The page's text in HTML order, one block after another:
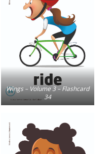
Wings – Volume 3 – Flashcard
34